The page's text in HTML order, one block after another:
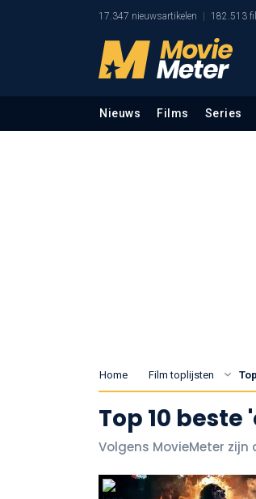
17.347 nieuwsartikelen 182.513
Nieuws Films Series
Home Film toplijsten
Top 10
Volgens MovieMeter